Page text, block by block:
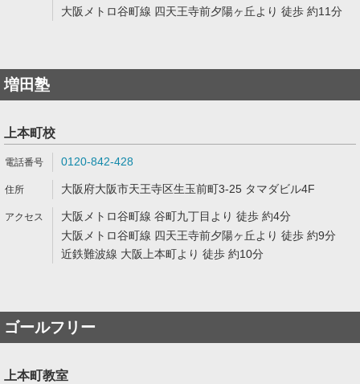
大阪メトロ谷町線 四天王寺前夕陽ヶ丘より 徒歩 約11分
増田塾
上本町校
0120-842-428
大阪府大阪市天王寺区生玉前町3-25 タマダビル4F
大阪メトロ谷町線 谷町九丁目より 徒歩 約4分
大阪メトロ谷町線 四天王寺前夕陽ヶ丘より 徒歩 約9分
近鉄難波線 大阪上本町より 徒歩 約10分
ゴールフリー
上本町教室